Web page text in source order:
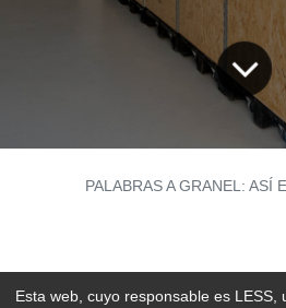
PALABRAS A GRANEL: ASÍ ES
Hace poco más de un año que
Esta web, cuyo responsable es LESS,